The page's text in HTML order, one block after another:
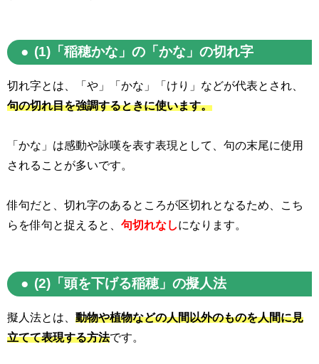
(1)「稲穂かな」の「かな」の切れ字
切れ字とは、「や」「かな」「けり」などが代表とされ、
句の切れ目を強調するときに使います。
「かな」は感動や詠嘆を表す表現として、句の末尾に使用
されることが多いです。
俳句だと、切れ字のあるところが区切れとなるため、こち
らを俳句と捉えると、 句切れなしになります。
(2)「頭を下げる稲穂」の擬人法
擬人法とは、 動物や植物などの人間以外のものを人間に見
立てて表現する方法です。